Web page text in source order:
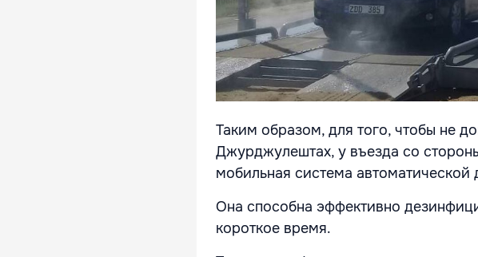
Таким образом, для того, чтобы не
Джурджулештах, у въезда со
мобильная система автоматической
Она способна эффективно
короткое время.